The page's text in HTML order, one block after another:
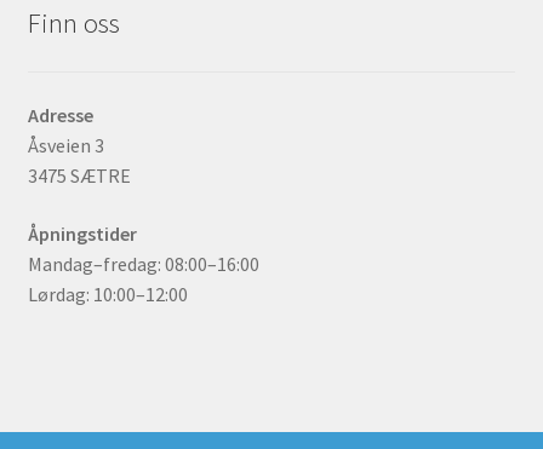
Finn oss
Adresse
Åsveien 3
3475 SÆTRE
Åpningstider
Mandag–fredag: 08:00–16:00
Lørdag: 10:00–12:00